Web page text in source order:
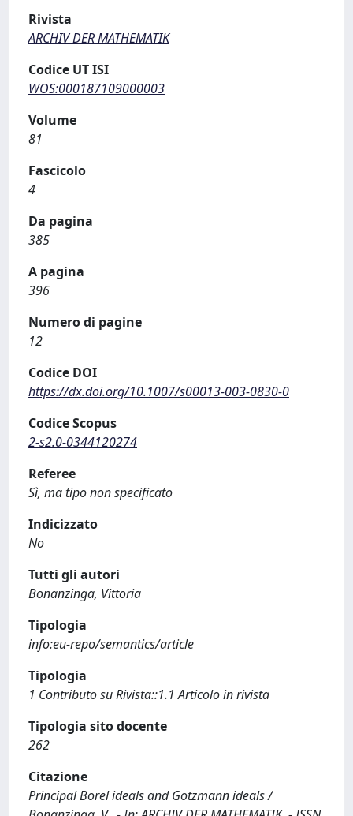
Rivista
ARCHIV DER MATHEMATIK
Codice UT ISI
WOS:000187109000003
Volume
81
Fascicolo
4
Da pagina
385
A pagina
396
Numero di pagine
12
Codice DOI
https://dx.doi.org/10.1007/s00013-003-0830-0
Codice Scopus
2-s2.0-0344120274
Referee
Sì, ma tipo non specificato
Indicizzato
No
Tutti gli autori
Bonanzinga, Vittoria
Tipologia
info:eu-repo/semantics/article
Tipologia
1 Contributo su Rivista::1.1 Articolo in rivista
Tipologia sito docente
262
Citazione
Principal Borel ideals and Gotzmann ideals /